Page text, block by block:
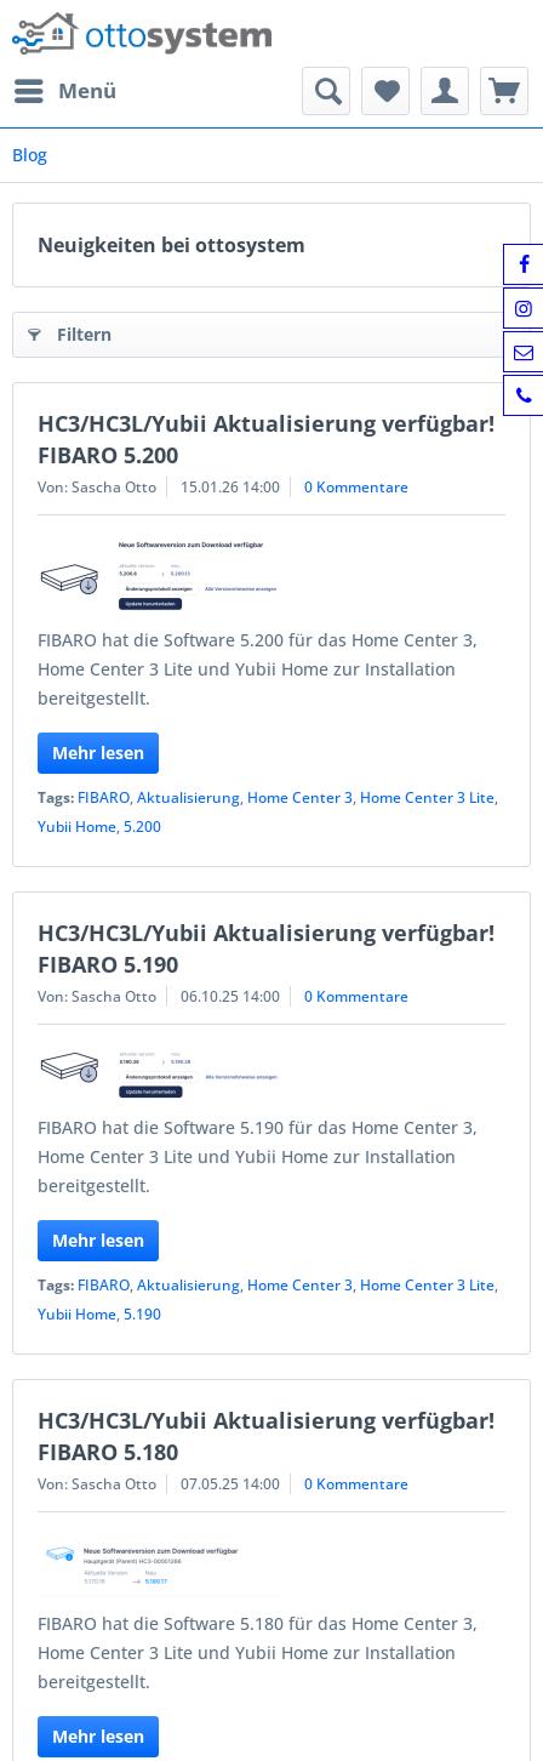
Menü
Blog
Neuigkeiten bei ottosystem
Filtern
HC3/HC3L/Yubii Aktualisierung verfügbar!
FIBARO 5.200
Von: Sascha Otto 15.01.26 14:00 0 Kommentare
FIBARO hat die Software 5.200 für das Home Center 3,
Home Center 3 Lite und Yubii Home zur Installation
bereitgestellt.
Mehr lesen
Tags: FIBARO,Aktualisierung, Home Center 3, Home Center 3 Lite,
Yubii Home,5.200
HC3/HC3L/Yubii Aktualisierung verfügbar!
FIBARO 5.190
Von: Sascha Otto 06.10.25 14:00 0 Kommentare
FIBARO hat die Software 5.190 für das Home Center 3,
Home Center 3 Lite und Yubii Home zur Installation
bereitgestellt.
Mehr lesen
Tags: FIBARO,Aktualisierung, Home Center 3, Home Center 3 Lite,
Yubii Home,5.190
HC3/HC3L/Yubii Aktualisierung verfügbar!
FIBARO 5.180
Von: Sascha Otto 07.05.25 14:00 0 Kommentare
FIBARO hat die Software 5.180 für das Home Center 3,
Home Center 3 Lite und Yubii Home zur Installation
bereitgestellt.
Mehr lesen